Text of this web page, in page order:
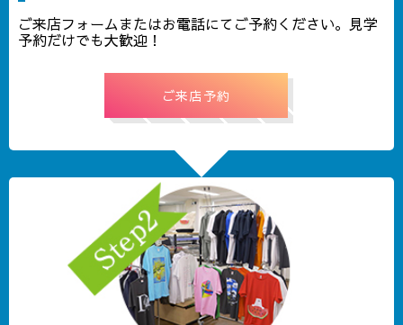
ご来店フォームまたはお電話にてご予約ください。見学
予約だけでも大歓迎！
ご来店予約